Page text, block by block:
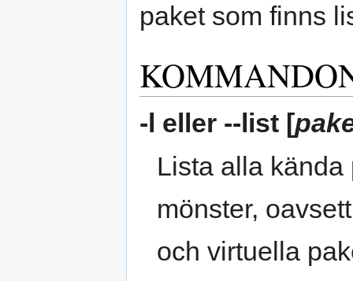
paket som finns
-l eller --list [
Lista alla
mönster,
och virtuella